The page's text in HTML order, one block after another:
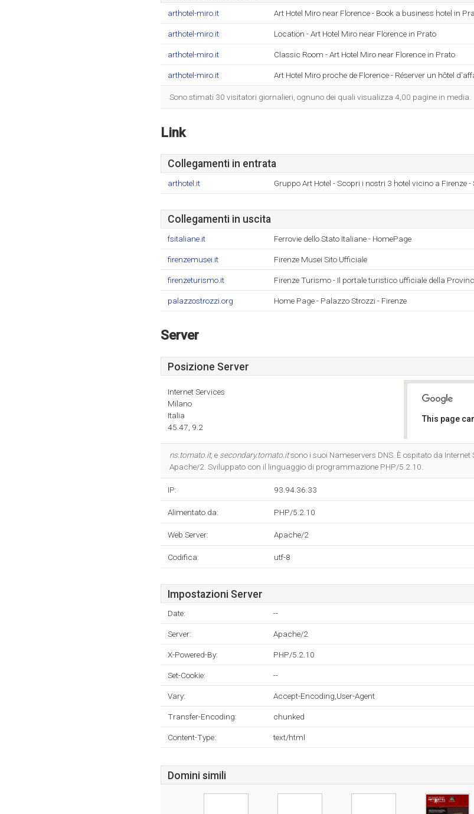
arthotel-miro.it Art Hotel Miro near Florence - Book a business hotel in
arthotel-miro.it Location - Art Hotel Miro near Florence in Prato
arthotel-miro.it Classic Room - Art Hotel Miro near Florence in Prato
arthotel-miro.it Art Hotel Miro proche de Florence - Réserver un hôtel
Sono stimati 30 visitatori giornalieri, ognuno dei quali visualizza 4,00 pagine in media.
Link
Collegamenti in entrata
arthotel.it Gruppo Art Hotel - Scopri i nostri 3 hotel vicino a Firenze -
Collegamenti in uscita
fsitaliane.it Ferrovie dello Stato Italiane - HomePage
firenzemusei.it Firenze Musei Sito Ufficiale
firenzeturismo.it Firenze Turismo - Il portale turistico ufficiale della
palazzostrozzi.org Home Page - Palazzo Strozzi - Firenze
Server
Posizione Server
Internet Services
Milano
Italia
45.47, 9.2
This page
ns.tomato.it, e secondary.tomato.itsono i suoi Nameservers DNS. È ospitato da
Apache/2. Sviluppato con il linguaggio di programmazione PHP/5.2.10.
IP: 93.94.36.33
Alimentato da: PHP/5.2.10
Web Server: Apache/2
Codifica: utf-8
Impostazioni Server
Date: --
Server: Apache/2
X-Powered-By: PHP/5.2.10
Set-Cookie: --
Vary: Accept-Encoding,User-Agent
Transfer-Encoding: chunked
Content-Type: text/html
Domini simili